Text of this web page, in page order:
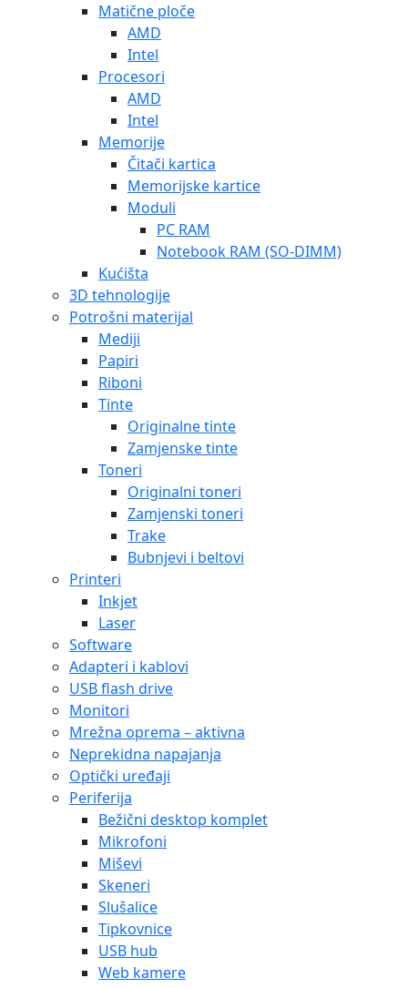
Matične ploče
AMD
Intel
Procesori
AMD
Intel
Memorije
Čitači kartica
Memorijske kartice
Moduli
PC RAM
Notebook RAM (SO-DIMM)
Kućišta
3D tehnologije
Potrošni materijal
Mediji
Papiri
Riboni
Tinte
Originalne tinte
Zamjenske tinte
Toneri
Originalni toneri
Zamjenski toneri
Trake
Bubnjevi i beltovi
Printeri
Inkjet
Laser
Software
Adapteri i kablovi
USB flash drive
Monitori
Mrežna oprema – aktivna
Neprekidna napajanja
Optički uređaji
Periferija
Bežični desktop komplet
Mikrofoni
Miševi
Skeneri
Slušalice
Tipkovnice
USB hub
Web kamere